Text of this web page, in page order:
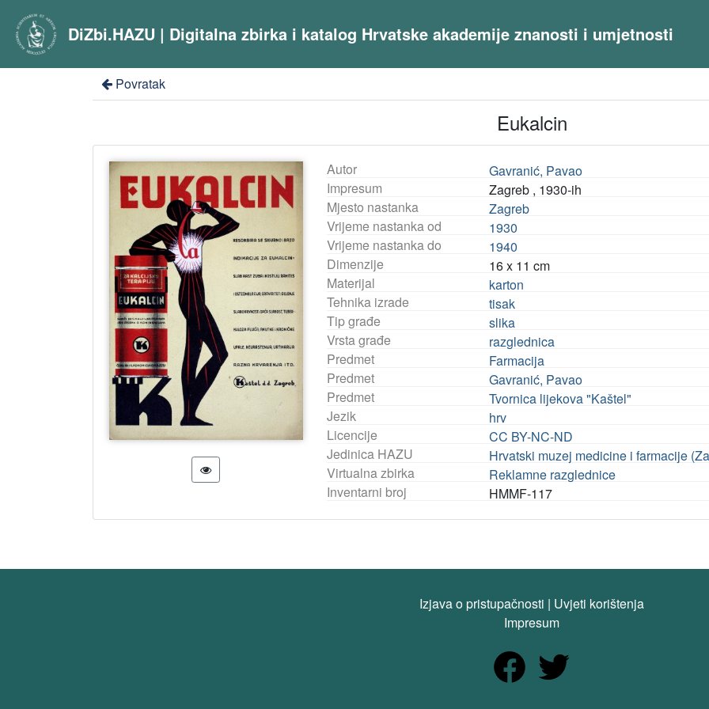
DiZbi.HAZU | Digitalna zbirka i katalog Hrvatske akademije znanosti i umjetnosti
Povratak
Eukalcin
Autor
Gavranić, Pavao
Impresum
Zagreb , 1930-ih
Mjesto nastanka
Zagreb
Vrijeme nastanka od
1930
Vrijeme nastanka do
1940
Dimenzije
16 x 11 cm
Materijal
karton
Tehnika izrade
tisak
Tip građe
slika
Vrsta građe
razglednica
Predmet
Farmacija
Predmet
Gavranić, Pavao
Predmet
Tvornica lijekova "Kaštel"
Jezik
hrv
Licencije
CC BY-NC-ND
Jedinica HAZU
Hrvatski muzej medicine i farmacije
Virtualna zbirka
Reklamne razglednice
Inventarni broj
HMMF-117
Izjava o pristupačnosti | Uvjeti korištenja
Impresum